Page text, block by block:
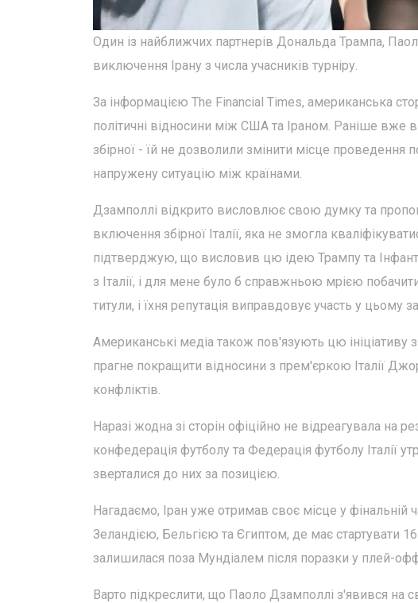
Один із найближчих партнерів Дональда Трампа,
виключення Ірану з числа учасників турніру.
За інформацією The Financial Times, американська
політичні відносини між США та Іраном. Раніше вже
збірної - їй не дозволили змінити місце проведення
напружену ситуацію між країнами.
Дзамполлі відкрито висловлює свою думку та
включення збірної Італії, яка не змогла
підтверджую, що висловив цю ідею Трампу та
з Італії, і для мене було б справжньою мрією
титули, і їхня репутація виправдовує участь у цьому
Американські медіа також пов'язують цю ініціативу
прагне покращити відносини з прем'єркою Італії
конфліктів.
Наразі жодна зі сторін офіційно не відреагувала на
конфедерація футболу та Федерація футболу Італії
зверталися до них за позицією.
Нагадаємо, Іран уже отримав своє місце у фінальній
Зеландією, Бельгією та Єгиптом, де має стартувати 16
залишилася поза Мундіалем після поразки у плей-
Варто підкреслити, що Паоло Дзамполлі з'явився на